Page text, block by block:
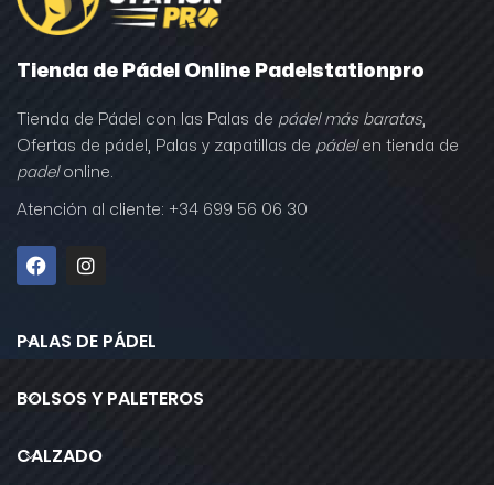
Tienda de Pádel Online Padelstationpro
Tienda de Pádel con las Palas de pádel más baratas,
Ofertas de pádel, Palas y zapatillas de pádelen tienda de
padelonline.
Atención al cliente: +34 699 56 06 30
PALAS DE PÁDEL
BOLSOS Y PALETEROS
CALZADO